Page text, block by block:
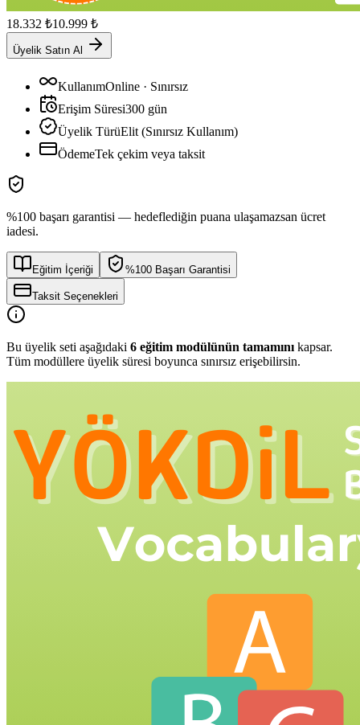
18.332 ₺10.999 ₺
Üyelik Satın Al
KullanımOnline · Sınırsız
Erişim Süresi300 gün
Üyelik TürüElit (Sınırsız Kullanım)
ÖdemeTek çekim veya taksit
%100 başarı garantisi — hedeflediğin puana ulaşamazsan ücret
iadesi.
Eğitim İçeriği %100 Başarı Garantisi
Taksit Seçenekleri
Bu üyelik seti aşağıdaki 6 eğitim modülünün tamamını kapsar.
Tüm modüllere üyelik süresi boyunca sınırsız erişebilirsin.